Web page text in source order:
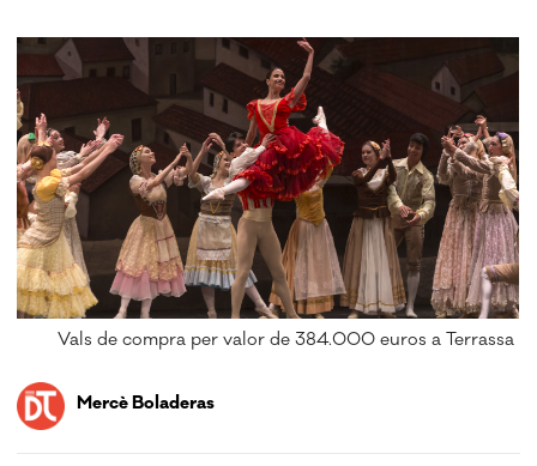
Vals de compra per valor de 384.000 euros a Terrassa
Mercè Boladeras